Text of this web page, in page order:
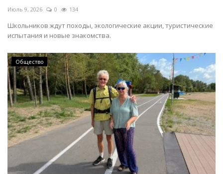
Июль 9, 2026 0 134
Школьников ждут походы, экологические акции, туристические
испытания и новые знакомства.
Общество